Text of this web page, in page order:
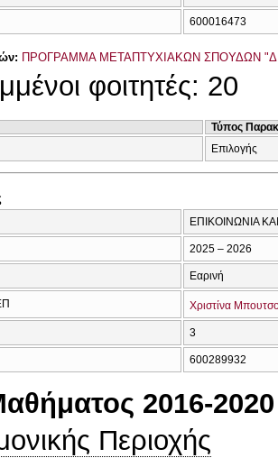
600016473
ΠΡΟΓΡΑΜΜΑ ΜΕΤΑΠΤΥΧΙΑΚΩΝ ΣΠΟΥΔΩΝ
φοιτητές: 20
Τύπος
Επιλογής
ΕΠΙΚΟΙΝΩΝΙΑ
2025 – 2026
Εαρινή
Χριστίνα
3
600289932
2016-2020
Περιοχής